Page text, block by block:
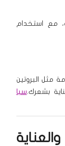
مع استخدام
مثل البروتين
بشعرك.سبا